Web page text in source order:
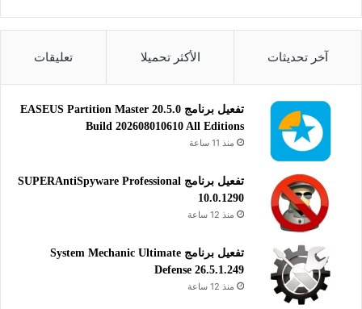
التحميل من الانترنت التورنت نقل الملفات
آخر تحديثات الأكثر تحميلا تعليقات
تفعيل برنامج EASEUS Partition Master 20.5.0
Build 202608010610 All Editions
منذ 11 ساعة
تفعيل برنامج SUPERAntiSpyware Professional
10.0.1290
منذ 12 ساعة
تفعيل برنامج System Mechanic Ultimate
Defense 26.5.1.249
منذ 12 ساعة